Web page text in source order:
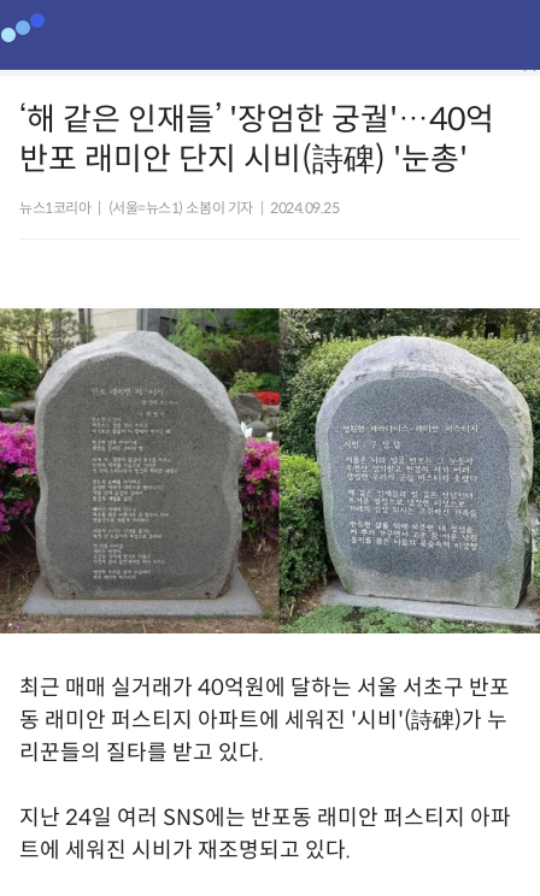
‘해 같은 인재들’ '장엄한 궁궐'…40억
반포 래미안 단지 시비(詩碑) '눈총'
뉴스1코리아 (서울=뉴스1) 소봄이 기자 2024.09.25
최근 매매 실거래가 40억원에 달하는 서울 서초구 반포
동 래미안 퍼스티지 아파트에 세워진 '시비'(詩碑)가 누
리꾼들의 질타를 받고 있다.
지난 24일 여러 SNS에는 반포동 래미안 퍼스티지 아파
트에 세워진 시비가 재조명되고 있다.